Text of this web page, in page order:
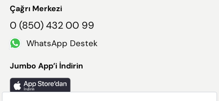
Çağrı Merkezi
0 (850) 432 00 99
WhatsApp Destek
Jumbo App’i İndirin